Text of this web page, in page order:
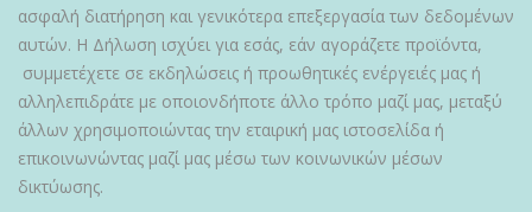
ασφαλή διατήρηση και γενικότερα επεξεργασία των δεδομένων
αυτών. Η Δήλωση ισχύει για εσάς, εάν αγοράζετε προϊόντα,
συμμετέχετε σε εκδηλώσεις ή προωθητικές ενέργειές μας ή
αλληλεπιδράτε με οποιονδήποτε άλλο τρόπο μαζί μας, μεταξύ
άλλων χρησιμοποιώντας την εταιρική μας ιστοσελίδα ή
επικοινωνώντας μαζί μας μέσω των κοινωνικών μέσων
δικτύωσης.